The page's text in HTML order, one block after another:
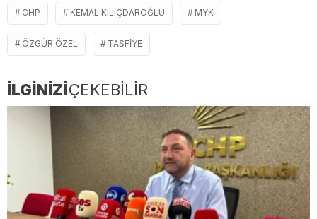
CHP KEMAL KILIÇDAROĞLU MYK
ÖZGÜR ÖZEL TASFIYE
İLGİNİZİÇEKEBİLİR